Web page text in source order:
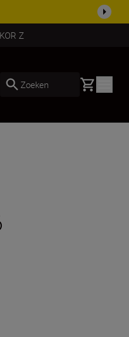
Z
Zoeken Basket